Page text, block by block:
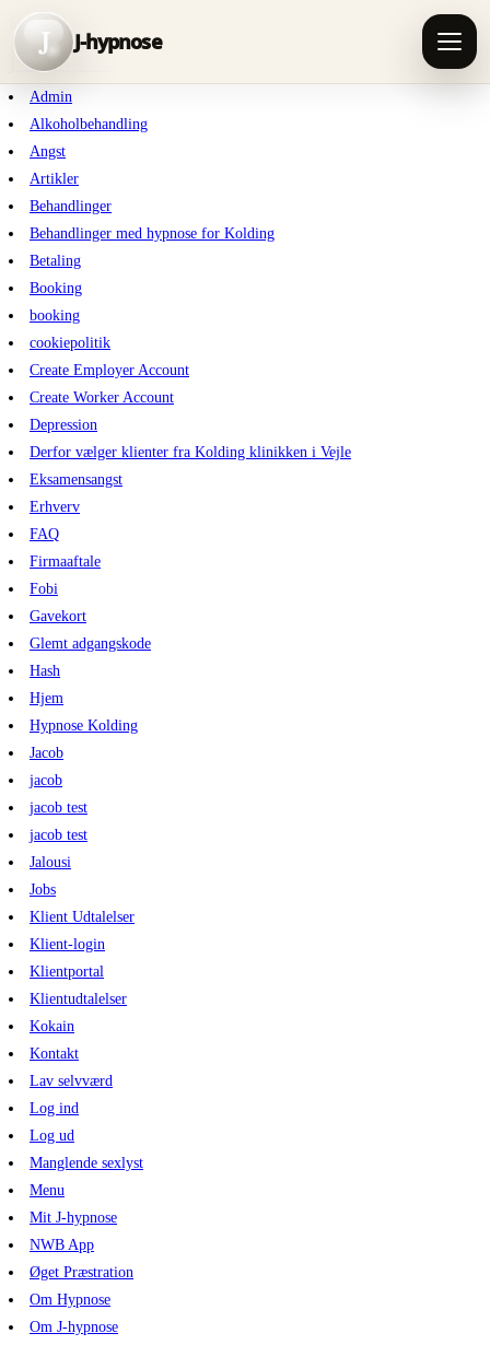
J J-hypnose
Skip to content
j-hypnose
Admin
Alkoholbehandling
Angst
Artikler
Behandlinger
Behandlinger med hypnose for Kolding
Betaling
Booking
booking
cookiepolitik
Create Employer Account
Create Worker Account
Depression
Derfor vælger klienter fra Kolding klinikken i Vejle
Eksamensangst
Erhverv
FAQ
Firmaaftale
Fobi
Gavekort
Glemt adgangskode
Hash
Hjem
Hypnose Kolding
Jacob
jacob
jacob test
jacob test
Jalousi
Jobs
Klient Udtalelser
Klient-login
Klientportal
Klientudtalelser
Kokain
Kontakt
Lav selvværd
Log ind
Log ud
Manglende sexlyst
Menu
Mit J-hypnose
NWB App
Øget Præstration
Om Hypnose
Om J-hypnose